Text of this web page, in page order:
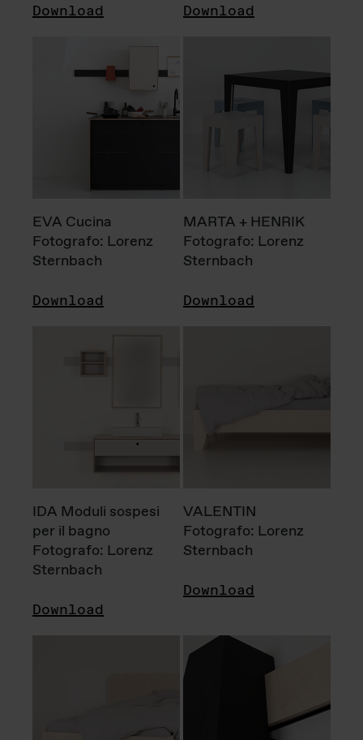
Download Download
EVA Cucina
Fotografo: Lorenz
Sternbach
Download
MARTA + HENRIK
Fotografo: Lorenz
Sternbach
Download
IDA Moduli sospesi
per il bagno
Fotografo: Lorenz
Sternbach
Download
VALENTIN
Fotografo: Lorenz
Sternbach
Download